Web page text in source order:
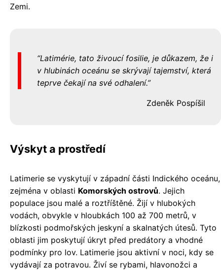
Zemi.
Latimérie, tato živoucí fosilie, je důkazem, že i
v hlubinách oceánu se skrývají tajemství, která
teprve čekají na své odhalení.
Zdeněk Pospíšil
Výskyt a prostředí
Latimerie se vyskytují v západní části Indického oceánu,
zejména v oblasti Komorských ostrovů. Jejich
populace jsou malé a roztříštěné. Žijí v hlubokých
vodách, obvykle v hloubkách 100 až 700 metrů, v
blízkosti podmořských jeskyní a skalnatých útesů. Tyto
oblasti jim poskytují úkryt před predátory a vhodné
podmínky pro lov. Latimerie jsou aktivní v noci, kdy se
vydávají za potravou. Živí se rybami, hlavonožci a